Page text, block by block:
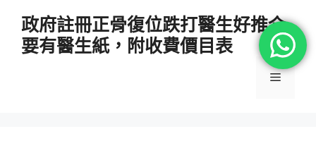
政府註冊正骨復位跌打醫生好推介
要有醫生紙，附收費價目表
選